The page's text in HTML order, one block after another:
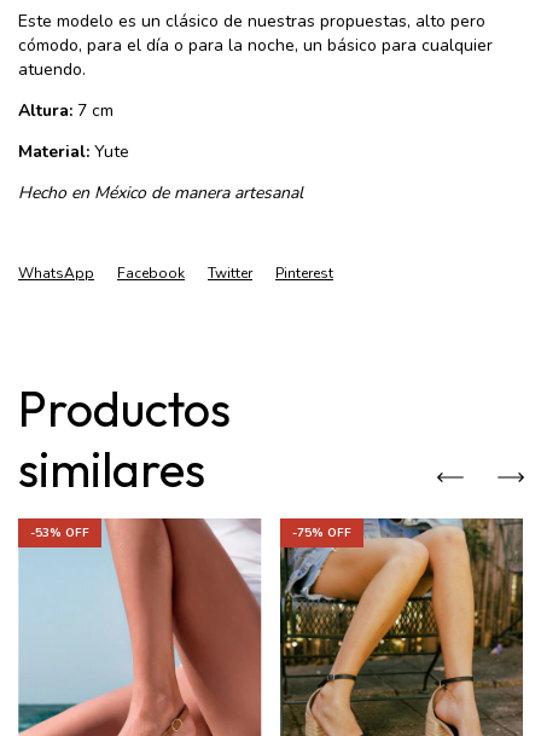
Este modelo es un clásico de nuestras propuestas, alto pero
cómodo, para el día o para la noche, un básico para cualquier
atuendo.
Altura: 7 cm
Material: Yute
Hecho en México de manera artesanal
WhatsApp Facebook Twitter Pinterest
Productos
similares
-53% OFF -75% OFF